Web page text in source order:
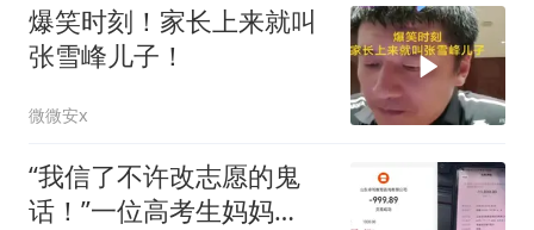
爆笑时刻！家长上来就叫
张雪峰儿子！
微微安x
“我信了不许改志愿的鬼
话！”一位高考生妈妈